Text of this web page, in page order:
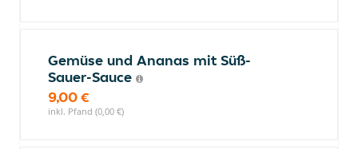
Gemüse und Ananas mit Süß-
Sauer-Sauce
9,00 €
inkl. Pfand (0,00 €)